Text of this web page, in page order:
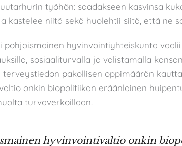
työhön: saadakseen kasvinsa
kastelee niitä sekä huolehtii siitä, että ne
pohjoismainen hyvinvointiyhteiskunta
sosiaaliturvalla ja valistamalla
terveystiedon pakollisen oppimäärän
onkin biopolitiikan eräänlainen
turvaverkoillaan.
hyvinvointivaltio onkin